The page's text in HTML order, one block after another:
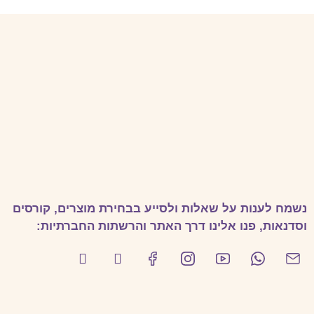
נשמח לענות על שאלות ולסייע בבחירת מוצרים, קורסים
וסדנאות, פנו אלינו דרך האתר והרשתות החברתיות: